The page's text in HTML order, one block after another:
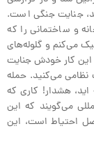
جنایت جنگی است.
و ساختمانی را که
می‌کنم و گلوله‌های
این کار خودش جنایت
می‌کنید. حمله
هشدار! کاری که
می‌گویند که این
احتیاط است، این